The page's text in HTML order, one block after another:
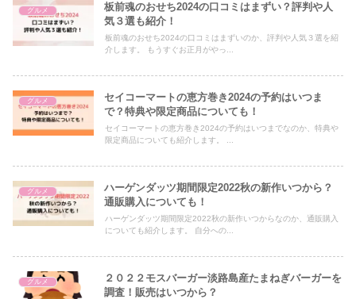
グルメ
板前魂のおせち2024の口コミはまずい？評判や人
気３選も紹介！
板前魂のおせち2024の口コミはまずいのか、評判や人気３選を紹
介します。 もうすぐお正月がやっ...
グルメ
セイコーマートの恵方巻き2024の予約はいつま
で？特典や限定商品についても！
セイコーマートの恵方巻き2024の予約はいつまでなのか、特典や
限定商品についても紹介します。 ...
グルメ
ハーゲンダッツ期間限定2022秋の新作いつから？
通販購入についても！
ハーゲンダッツ期間限定2022秋の新作いつからなのか、通販購入
についても紹介します。 自分への...
グルメ
２０２２モスバーガー淡路島産たまねぎバーガーを
調査！販売はいつから？